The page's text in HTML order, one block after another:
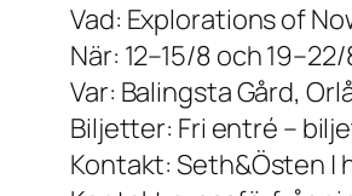
Vad: Explorations of
När: 12–15/8 och 19–22/
Var: Balingsta Gård,
Biljetter: Fri entré –
Kontakt: Seth&Östen |